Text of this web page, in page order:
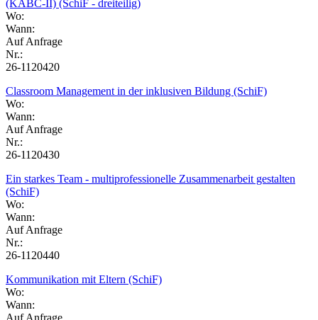
(KABC-II) (SchiF - dreiteilig)
Wo:
Wann:
Auf Anfrage
Nr.:
26-1120420
Classroom Management in der inklusiven Bildung (SchiF)
Wo:
Wann:
Auf Anfrage
Nr.:
26-1120430
Ein starkes Team - multiprofessionelle Zusammenarbeit gestalten
(SchiF)
Wo:
Wann:
Auf Anfrage
Nr.:
26-1120440
Kommunikation mit Eltern (SchiF)
Wo:
Wann:
Auf Anfrage